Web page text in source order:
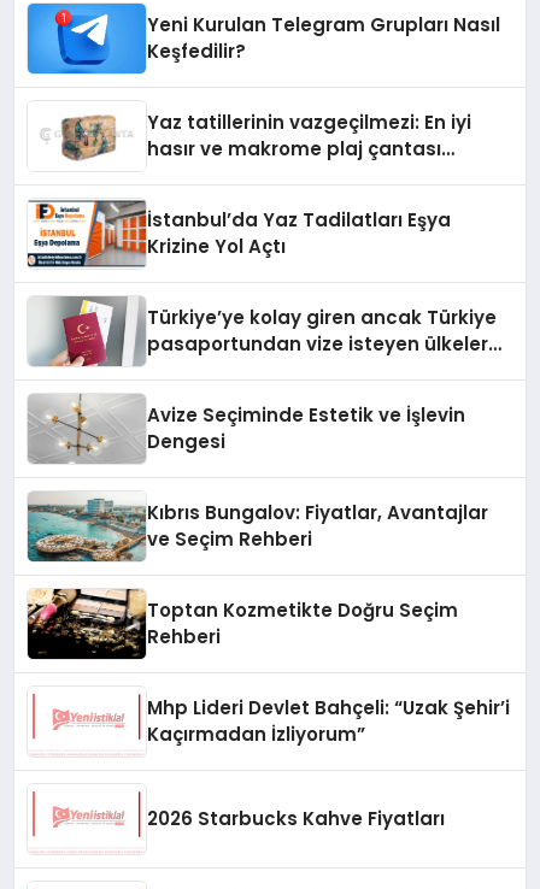
Yeni Kurulan Telegram Grupları Nasıl
Keşfedilir?
Yaz tatillerinin vazgeçilmezi: En iyi
hasır ve makrome plaj çantası
İstanbul’da Yaz Tadilatları Eşya
Krizine Yol Açtı
Türkiye’ye kolay giren ancak Türkiye
pasaportundan vize isteyen ülkeler
Avize Seçiminde Estetik ve İşlevin
Dengesi
Kıbrıs Bungalov: Fiyatlar, Avantajlar
ve Seçim Rehberi
Toptan Kozmetikte Doğru Seçim
Rehberi
Mhp Lideri Devlet Bahçeli: “Uzak Şehir’i
Kaçırmadan İzliyorum”
2026 Starbucks Kahve Fiyatları